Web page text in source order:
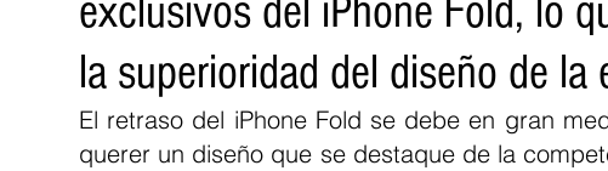
exclusivos del iPhone Fold, lo
la superioridad del diseño de la
El retraso del iPhone Fold se debe en gran
querer un diseño que se destaque de la